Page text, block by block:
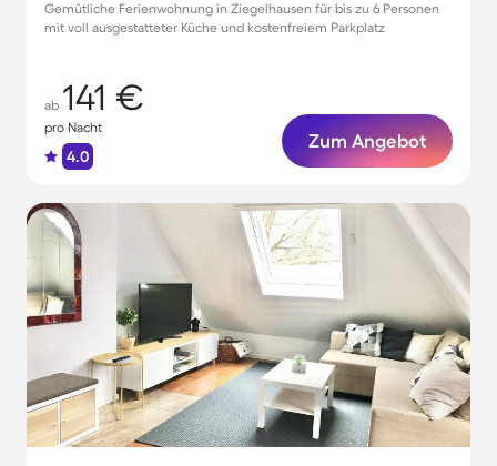
Gemütliche Ferienwohnung in Ziegelhausen für bis zu 6 Personen
mit voll ausgestatteter Küche und kostenfreiem Parkplatz
ab 141 €
pro Nacht
4.0
Zum Angebot